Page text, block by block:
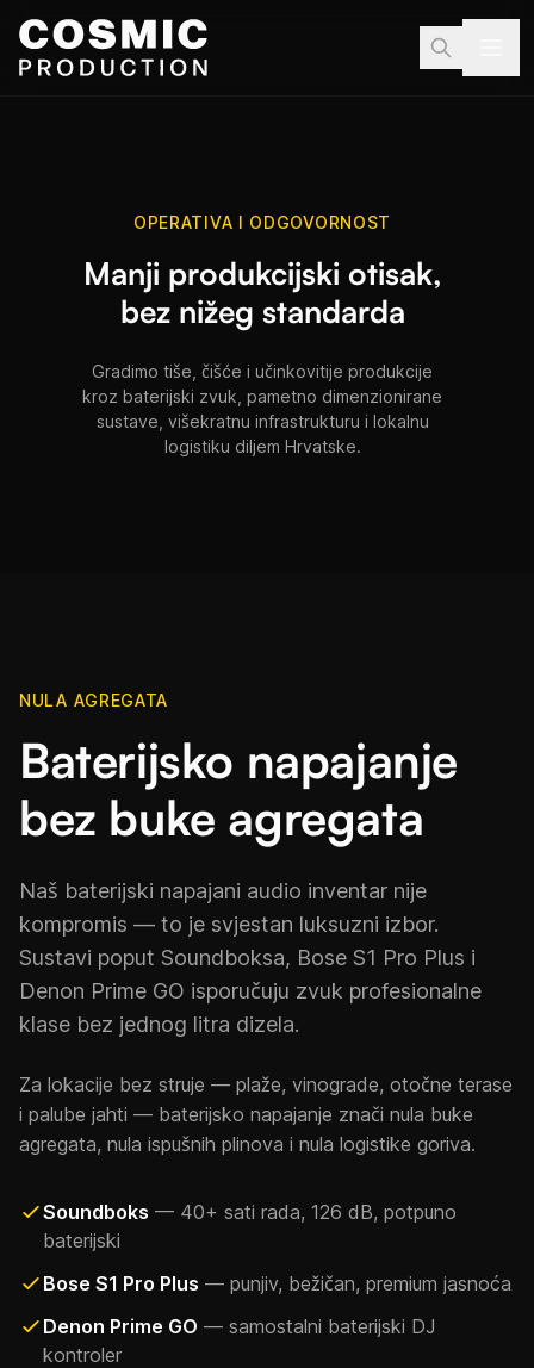
Preskoči na sadržaj
OPERATIVA I ODGOVORNOST
Manji produkcijski otisak,
bez nižeg standarda
Gradimo tiše, čišće i učinkovitije produkcije
kroz baterijski zvuk, pametno dimenzionirane
sustave, višekratnu infrastrukturu i lokalnu
logistiku diljem Hrvatske.
NULA AGREGATA
Baterijsko napajanje
bez buke agregata
Naš baterijski napajani audio inventar nije
kompromis — to je svjestan luksuzni izbor.
Sustavi poput Soundboksa, Bose S1 Pro Plus i
Denon Prime GO isporučuju zvuk profesionalne
klase bez jednog litra dizela.
Za lokacije bez struje — plaže, vinograde, otočne terase
i palube jahti — baterijsko napajanje znači nula buke
agregata, nula ispušnih plinova i nula logistike goriva.
Soundboks — 40+ sati rada, 126 dB, potpuno
baterijski
Bose S1 Pro Plus — punjiv, bežičan, premium jasnoća
Denon Prime GO — samostalni baterijski DJ
kontroler